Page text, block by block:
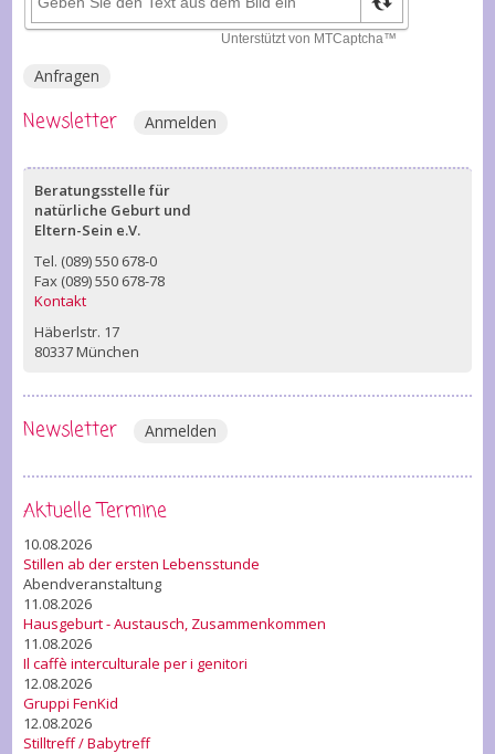
Anfragen
Newsletter Anmelden
Beratungsstelle für
natürliche Geburt und
Eltern-Sein e.V.
Tel. (089) 550 678-0
Fax (089) 550 678-78
Kontakt
Häberlstr. 17
80337 München
Newsletter Anmelden
Aktuelle Termine
10.08.2026
Stillen ab der ersten Lebensstunde
Abendveranstaltung
11.08.2026
Hausgeburt - Austausch, Zusammenkommen
11.08.2026
Il caffè interculturale per i genitori
12.08.2026
Gruppi FenKid
12.08.2026
Stilltreff / Babytreff